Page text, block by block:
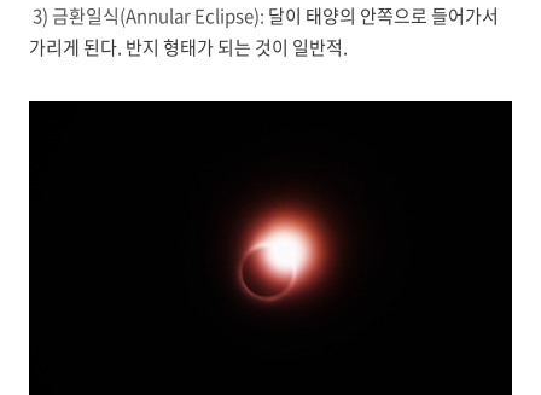
3) 금환일식(Annular Eclipse): 달이 태양의 안쪽으로 들어가서
가리게 된다. 반지 형태가 되는 것이 일반적.